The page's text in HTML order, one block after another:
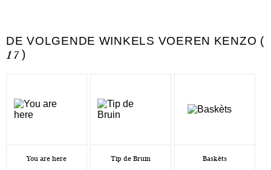
DE VOLGENDE WINKELS VOEREN KENZO (
17)
You are here Tip de Bruin Baskèts